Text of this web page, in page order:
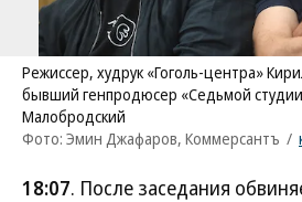
Режиссер, худрук «Гоголь-центра»
бывший генпродюсер «Седьмой
Малобродский
Фото: Эмин Джафаров, Коммерсантъ /
18:07. После заседания